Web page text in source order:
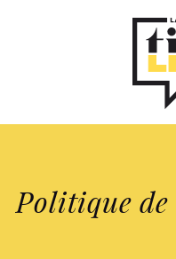
Politique